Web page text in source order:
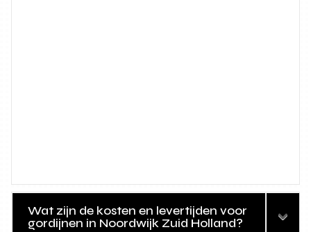
Wat zijn de kosten en levertijden voor
gordijnen in Noordwijk Zuid Holland?